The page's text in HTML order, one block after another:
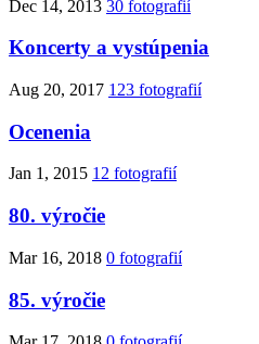
Dec 14, 2013 30 fotografií
Koncerty a vystúpenia
Aug 20, 2017 123 fotografií
Ocenenia
Jan 1, 2015 12 fotografií
80. výročie
Mar 16, 2018 0 fotografií
85. výročie